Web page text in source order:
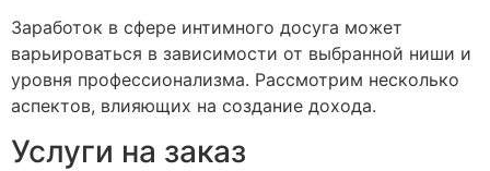
Заработок в сфере интимного досуга может
варьироваться в зависимости от выбранной ниши и
уровня профессионализма. Рассмотрим несколько
аспектов, влияющих на создание дохода.
Услуги на заказ